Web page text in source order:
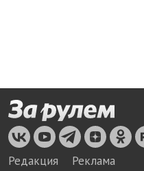
Редакция Реклама